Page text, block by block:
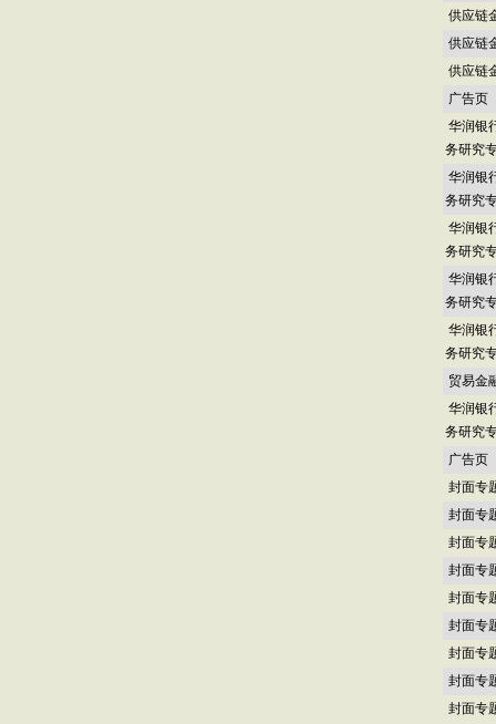
供应链
供应链
供应链
广告页
华润银
务研究
华润银
务研究
华润银
务研究
华润银
务研究
华润银
务研究
贸易金
华润银
务研究
广告页
封面专
封面专
封面专
封面专
封面专
封面专
封面专
封面专
封面专